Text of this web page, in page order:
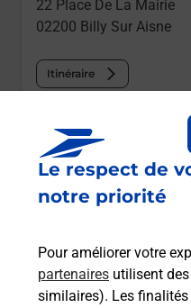
Le respect de
notre priorité
Pour améliorer votre
partenaires utilisent
similaires). Les
22 Place De La Mairie
02200 Billy Sur Aisne
Itinéraire
Boîte aux lettres
Prochaine collecte
08h30
02200 Billy Sur Aisne
Le lien s'ouvre dans un nouvel